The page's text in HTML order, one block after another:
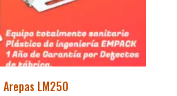
LM250